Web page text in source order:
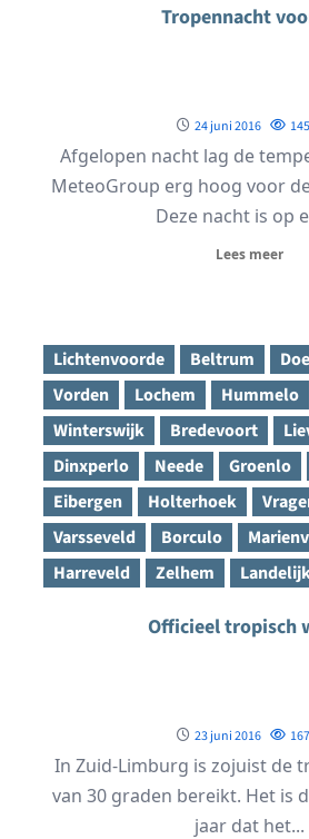
Tropennacht
24 juni 2016
Afgelopen nacht lag de
MeteoGroup erg hoog voor
Deze nacht is op
Lees meer
Lichtenvoorde Beltrum
Vorden
Lochem Hummelo
Winterswijk
Bredevoort
Dinxperlo
Neede Groenlo
Eibergen
Holterhoek
Varsseveld
Borculo
Harreveld
Zelhem
Officieel tropisch
23 juni 2016
In Zuid-Limburg is zojuist de
van 30 graden bereikt. Het is
jaar dat het...